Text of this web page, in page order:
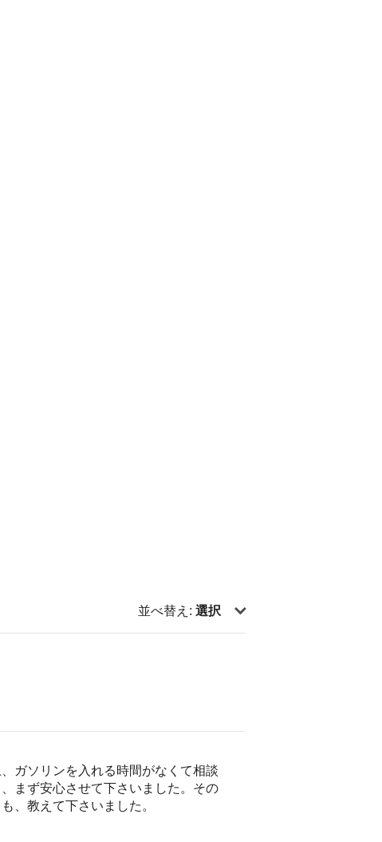
並べ替え: 選択
ガソリンを入れる時間がなくて相談
まず安心させて下さいました。その
、教えて下さいました。